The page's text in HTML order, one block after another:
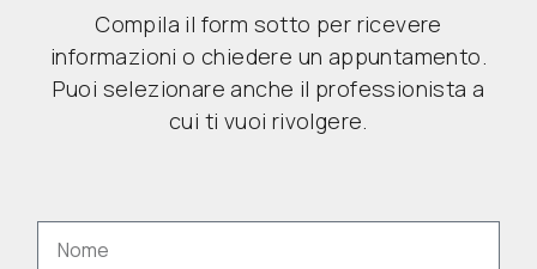
Compila il form sotto per ricevere
informazioni o chiedere un appuntamento.
Puoi selezionare anche il professionista a
cui ti vuoi rivolgere.